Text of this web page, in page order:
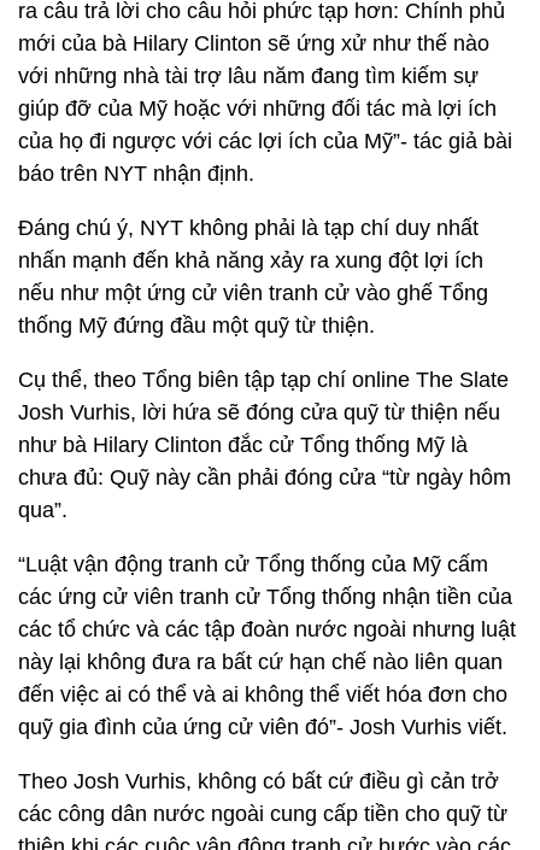
ra câu trả lời cho câu hỏi phức tạp hơn: Chính phủ
mới của bà Hilary Clinton sẽ ứng xử như thế nào
với những nhà tài trợ lâu năm đang tìm kiếm sự
giúp đỡ của Mỹ hoặc với những đối tác mà lợi ích
của họ đi ngược với các lợi ích của Mỹ”- tác giả bài
báo trên NYT nhận định.
Đáng chú ý, NYT không phải là tạp chí duy nhất
nhấn mạnh đến khả năng xảy ra xung đột lợi ích
nếu như một ứng cử viên tranh cử vào ghế Tổng
thống Mỹ đứng đầu một quỹ từ thiện.
Cụ thể, theo Tổng biên tập tạp chí online The Slate
Josh Vurhis, lời hứa sẽ đóng cửa quỹ từ thiện nếu
như bà Hilary Clinton đắc cử Tổng thống Mỹ là
chưa đủ: Quỹ này cần phải đóng cửa “từ ngày hôm
qua”.
“Luật vận động tranh cử Tổng thống của Mỹ cấm
các ứng cử viên tranh cử Tổng thống nhận tiền của
các tổ chức và các tập đoàn nước ngoài nhưng luật
này lại không đưa ra bất cứ hạn chế nào liên quan
đến việc ai có thể và ai không thể viết hóa đơn cho
quỹ gia đình của ứng cử viên đó”- Josh Vurhis viết.
Theo Josh Vurhis, không có bất cứ điều gì cản trở
các công dân nước ngoài cung cấp tiền cho quỹ từ